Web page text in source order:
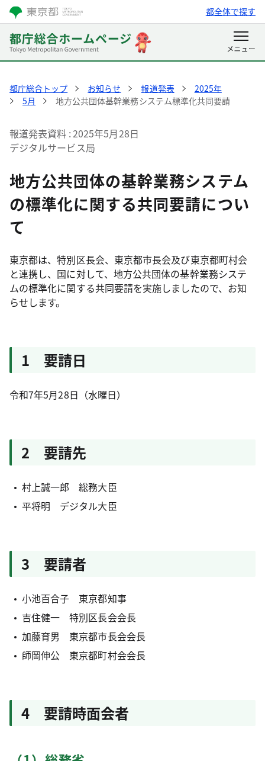
都全体で探す
都庁総合トップ お知らせ 報道発表
2025年
5月
地方公共団体基幹業務システム標準化共同要請
報道発表資料 2025年5月28日
デジタルサービス局
地方公共団体の基幹業務システム
の標準化に関する共同要請につい
て
東京都は、特別区長会、東京都市長会及び東京都町村会
と連携し、国に対して、地方公共団体の基幹業務システ
ムの標準化に関する共同要請を実施しましたので、お知
らせします。
1 要請日
令和7年5月28日（水曜日）
2 要請先
村上誠一郎 総務大臣
平将明 デジタル大臣
3 要請者
小池百合子 東京都知事
吉住健一 特別区長会会長
加藤育男 東京都市長会会長
師岡伸公 東京都町村会会長
4 要請時面会者